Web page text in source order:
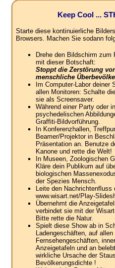
Keep Cool ...
Starte diese kontinuierliche
Browsers. Machen Sie sodann
Drehe den Bildschirm zum
mit dieser Botschaft:
Stoppt die Zerstörung
menschliche
Im Computer-Labor deiner
allen Monitoren: Schalte
sie als Screensaver.
Während einer Party oder
psychedelischen
Graffiti-Bildvorführung.
In Konferenzhallen,
Beamer/Projektor in
Präsentation an. Benutze
Kanone und rette die Welt!
In Museen, Zoologischen
Kläre dein Publikum auf
biologischen
der Spezies Mensch.
Leite den Nachrichtenfluss
www.wisart.net/Play-
Übernehmt die
verbindet sie mit der
Bitte rette die Natur.
Spielt diese Show ab in
Ladengeschäften, auf
Fernsehengeschäften,
Anzeigetafeln und an
wirkliche Ursache der
Bevölkerungsdichte !